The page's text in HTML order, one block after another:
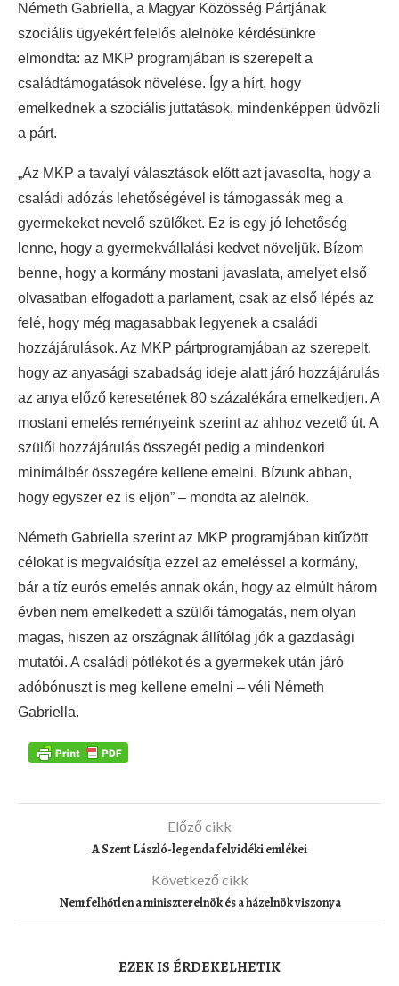
Németh Gabriella, a Magyar Közösség Pártjának
szociális ügyekért felelős alelnöke kérdésünkre
elmondta: az MKP programjában is szerepelt a
családtámogatások növelése. Így a hírt, hogy
emelkednek a szociális juttatások, mindenképpen üdvözli
a párt.
„Az MKP a tavalyi választások előtt azt javasolta, hogy a
családi adózás lehetőségével is támogassák meg a
gyermekeket nevelő szülőket. Ez is egy jó lehetőség
lenne, hogy a gyermekvállalási kedvet növeljük. Bízom
benne, hogy a kormány mostani javaslata, amelyet első
olvasatban elfogadott a parlament, csak az első lépés az
felé, hogy még magasabbak legyenek a családi
hozzájárulások. Az MKP pártprogramjában az szerepelt,
hogy az anyasági szabadság ideje alatt járó hozzájárulás
az anya előző keresetének 80 százalékára emelkedjen. A
mostani emelés reményeink szerint az ahhoz vezető út. A
szülői hozzájárulás összegét pedig a mindenkori
minimálbér összegére kellene emelni. Bízunk abban,
hogy egyszer ez is eljön” – mondta az alelnök.
Németh Gabriella szerint az MKP programjában kitűzött
célokat is megvalósítja ezzel az emeléssel a kormány,
bár a tíz eurós emelés annak okán, hogy az elmúlt három
évben nem emelkedett a szülői támogatás, nem olyan
magas, hiszen az országnak állítólag jók a gazdasági
mutatói. A családi pótlékot és a gyermekek után járó
adóbónuszt is meg kellene emelni – véli Németh
Gabriella.
Előző cikk
A Szent László-legenda felvidéki emlékei
Következő cikk
Nem felhőtlen a miniszterelnök és a házelnök viszonya
EZEK IS ÉRDEKELHETIK